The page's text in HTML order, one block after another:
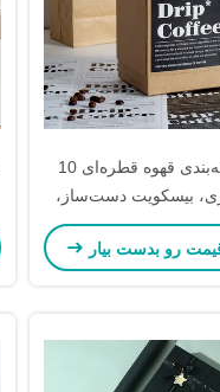
جعبه بسته‌بندی قهوه قطره‌ای 10
بیسکویت دست‌ساز،
مقوایی تاشو هدیه
رو بدست بیار